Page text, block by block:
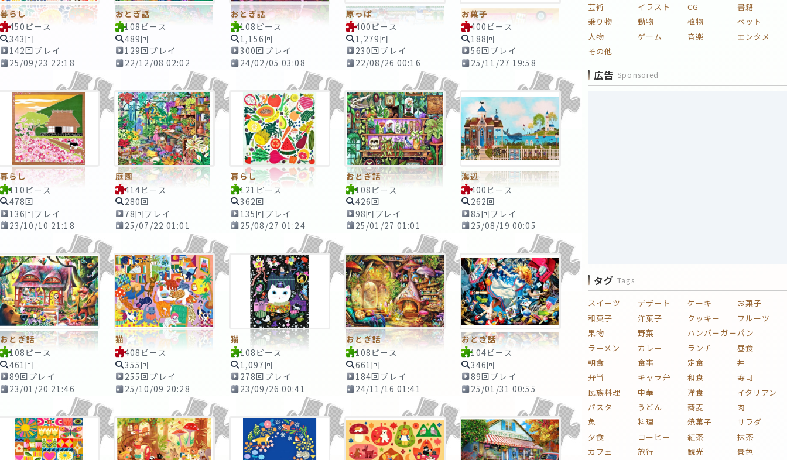
暮らし
450ピース
343回
142回プレイ
25/09/23 22:18
おとぎ話
108ピース
489回
129回プレイ
22/12/08 02:02
おとぎ話
108ピース
1,156回
300回プレイ
24/02/05 03:08
原っぱ
400ピース
1,279回
230回プレイ
22/08/26 00:16
お菓子
400ピース
188回
56回プレイ
25/11/27 19:58
暮らし
110ピース
478回
136回プレイ
23/10/10 21:18
庭園
414ピース
280回
78回プレイ
25/07/22 01:01
暮らし
121ピース
362回
135回プレイ
25/08/27 01:24
おとぎ話
108ピース
426回
98回プレイ
25/01/27 01:01
海辺
400ピース
262回
85回プレイ
25/08/19 00:05
おとぎ話
108ピース
461回
89回プレイ
23/01/20 21:46
猫
408ピース
355回
255回プレイ
25/10/09 20:28
猫
108ピース
1,097回
278回プレイ
23/09/26 00:41
おとぎ話
108ピース
661回
184回プレイ
24/11/16 01:41
おとぎ話
104ピース
346回
89回プレイ
25/01/31 00:55
芸術
イラスト CG
書籍
乗り物
動物 植物
ペット
人物
ゲーム 音楽
エンタメ
その他
広告 Sponsored
タグ Tags
スイーツ デザート ケーキ
お菓子
和菓子
洋菓子 クッキー
フルーツ
果物
野菜 ハンバーガーパン
ラーメン
カレー ランチ
昼食
朝食
食事 定食
丼
弁当
キャラ弁 和食
寿司
民族料理
中華 洋食
イタリアン
パスタ
うどん 蕎麦
肉
魚
料理 焼菓子
サラダ
夕食
コーヒー 紅茶
抹茶
カフェ
旅行 観光
景色